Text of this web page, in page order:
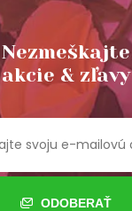
Nezmeškajte
akcie & zľavy
ODOBERAŤ